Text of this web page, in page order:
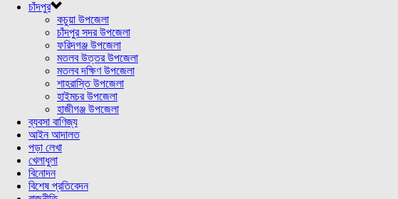
চাঁদপুর
কচুয়া উপজেলা
চাঁদপুর সদর উপজেলা
ফরিদগঞ্জ উপজেলা
মতলব উত্তর উপজেলা
মতলব দক্ষিণ উপজেলা
শাহরাস্তি উপজেলা
হাইমচর উপজেলা
হাজীগঞ্জ উপজেলা
ব্যবসা বাণিজ্য
আইন আদালত
পড়া লেখা
খেলাধুলা
বিনোদন
বিশেষ প্রতিবেদন